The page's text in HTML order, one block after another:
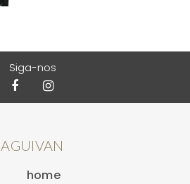
Siga-nos
AGUIVAN
home